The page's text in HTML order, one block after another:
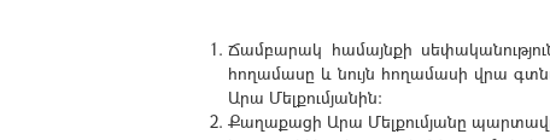
Ճամբարակ համայնքի
հողամասը և նույն հողամասի վրա
Արա Մելքումյանին:
Քաղաքացի Արա Մելքումյանը